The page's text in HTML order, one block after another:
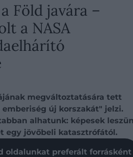
Föld javára –
a NASA
megváltoztatására tett
emberiség új korszakát" jelzi.
alhatunk: képesek
egy jövőbeli katasztrófától.
oldalunkat preferált forrásként